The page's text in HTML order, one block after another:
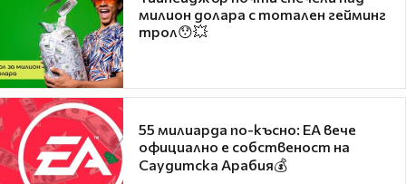
милион долара с тотален гейминг
трол😯💥
55 милиарда по-късно: EA вече
официално е собственост на
Саудитска Арабия💰